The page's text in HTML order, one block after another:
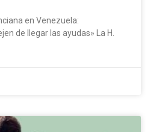
en Venezuela:
de llegar las ayudas» La H.